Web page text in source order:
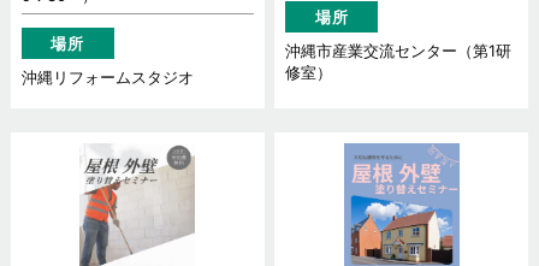
場所
沖縄リフォームスタジオ
場所
沖縄市産業交流センター（第1研
修室）